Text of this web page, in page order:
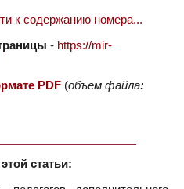
к содержанию номера...
- https://mir-
PDF (объем файла:
статьи: